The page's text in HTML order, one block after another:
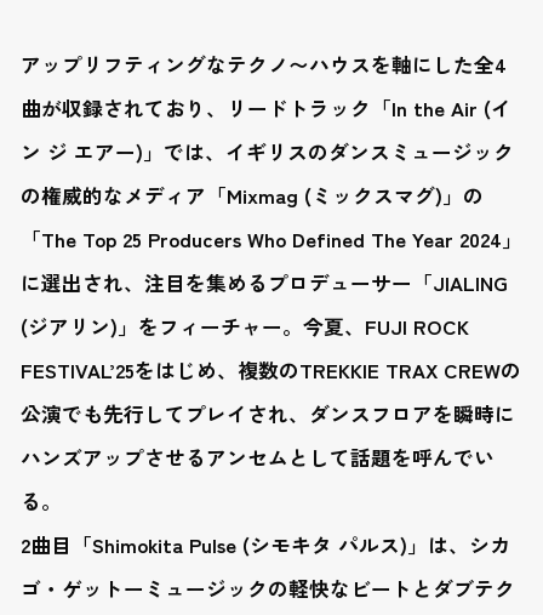
アップリフティングなテクノ〜ハウスを軸にした全4
曲が収録されており、リードトラック「In the Air (イ
ン ジ エアー)」では、イギリスのダンスミュージック
の権威的なメディア「Mixmag (ミックスマグ)」の
「The Top 25 Producers Who Defined The Year 2024」
に選出され、注目を集めるプロデューサー「JIALING
(ジアリン)」をフィーチャー。今夏、FUJI ROCK
FESTIVAL’25をはじめ、複数のTREKKIE TRAX CREWの
公演でも先行してプレイされ、ダンスフロアを瞬時に
ハンズアップさせるアンセムとして話題を呼んでい
る。
2曲目「Shimokita Pulse (シモキタ パルス)」は、シカ
ゴ・ゲットーミュージックの軽快なビートとダブテク